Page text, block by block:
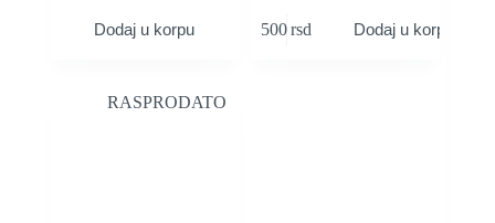
Dodaj u korpu 500 rsd Dodaj u korpu
RASPRODATO